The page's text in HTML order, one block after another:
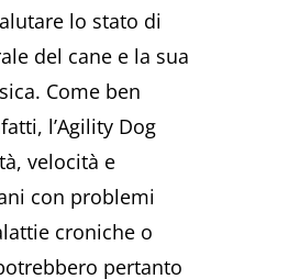
lo stato di
del cane e la sua
Come ben
l’Agility Dog
velocità e
con problemi
croniche o
pertanto